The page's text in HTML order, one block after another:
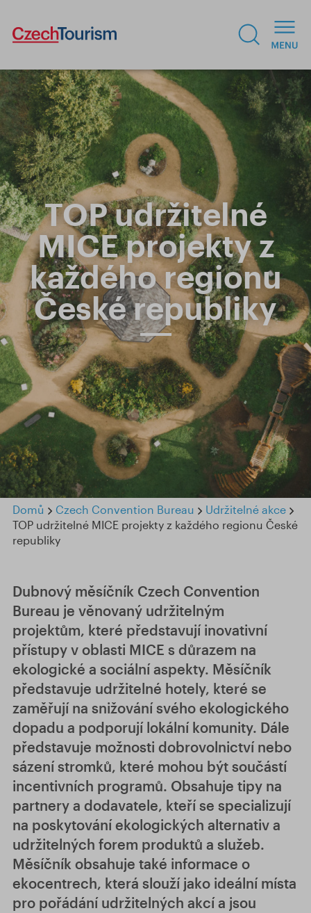
TOP udržitelné
MICE projekty z
každého regionu
České republiky
Domů Czech Convention Bureau
Udržitelné akce
TOP udržitelné MICE projekty z každého regionu České
republiky
Dubnový měsíčník Czech Convention
Bureau je věnovaný udržitelným
projektům, které představují inovativní
přístupy v oblasti MICE s důrazem na
ekologické a sociální aspekty. Měsíčník
představuje udržitelné hotely, které se
zaměřují na snižování svého ekologického
dopadu a podporují lokální komunity. Dále
představuje možnosti dobrovolnictví nebo
sázení stromků, které mohou být součástí
incentivních programů. Obsahuje tipy na
partnery a dodavatele, kteří se specializují
na poskytování ekologických alternativ a
udržitelných forem produktů a služeb.
Měsíčník obsahuje také informace o
ekocentrech, která slouží jako ideální místa
pro pořádání udržitelných akcí a jsou